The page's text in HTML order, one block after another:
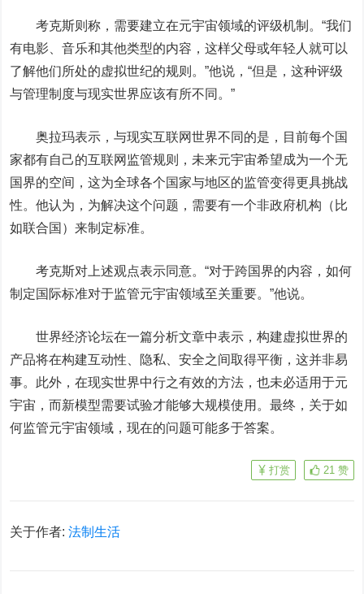
考克斯则称，需要建立在元宇宙领域的评级机制。“我们
有电影、音乐和其他类型的内容，这样父母或年轻人就可以
了解他们所处的虚拟世纪的规则。”他说，“但是，这种评级
与管理制度与现实世界应该有所不同。”
奥拉玛表示，与现实互联网世界不同的是，目前每个国
家都有自己的互联网监管规则，未来元宇宙希望成为一个无
国界的空间，这为全球各个国家与地区的监管变得更具挑战
性。他认为，为解决这个问题，需要有一个非政府机构（比
如联合国）来制定标准。
考克斯对上述观点表示同意。“对于跨国界的内容，如何
制定国际标准对于监管元宇宙领域至关重要。”他说。
世界经济论坛在一篇分析文章中表示，构建虚拟世界的
产品将在构建互动性、隐私、安全之间取得平衡，这并非易
事。此外，在现实世界中行之有效的方法，也未必适用于元
宇宙，而新模型需要试验才能够大规模使用。最终，关于如
何监管元宇宙领域，现在的问题可能多于答案。
21 赞
打赏
关于作者:法制生活